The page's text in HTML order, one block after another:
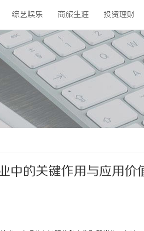
综艺娱乐 商旅生涯 投资理财
中的关键作用与应用价